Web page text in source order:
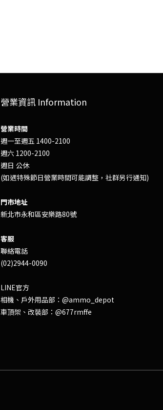
營業資訊 Information
營業時間
週一至週五 1400-2100
週六 1200-2100
週日 公休
(如遇特殊節日營業時間可能調整，社群另行通知)
門市地址
新北市永和區安樂路80號
客服
聯絡電話
(02)2944-0090
LINE官方
相機、戶外用品部：@ammo_depot
車頂架、改裝部：@677rmffe